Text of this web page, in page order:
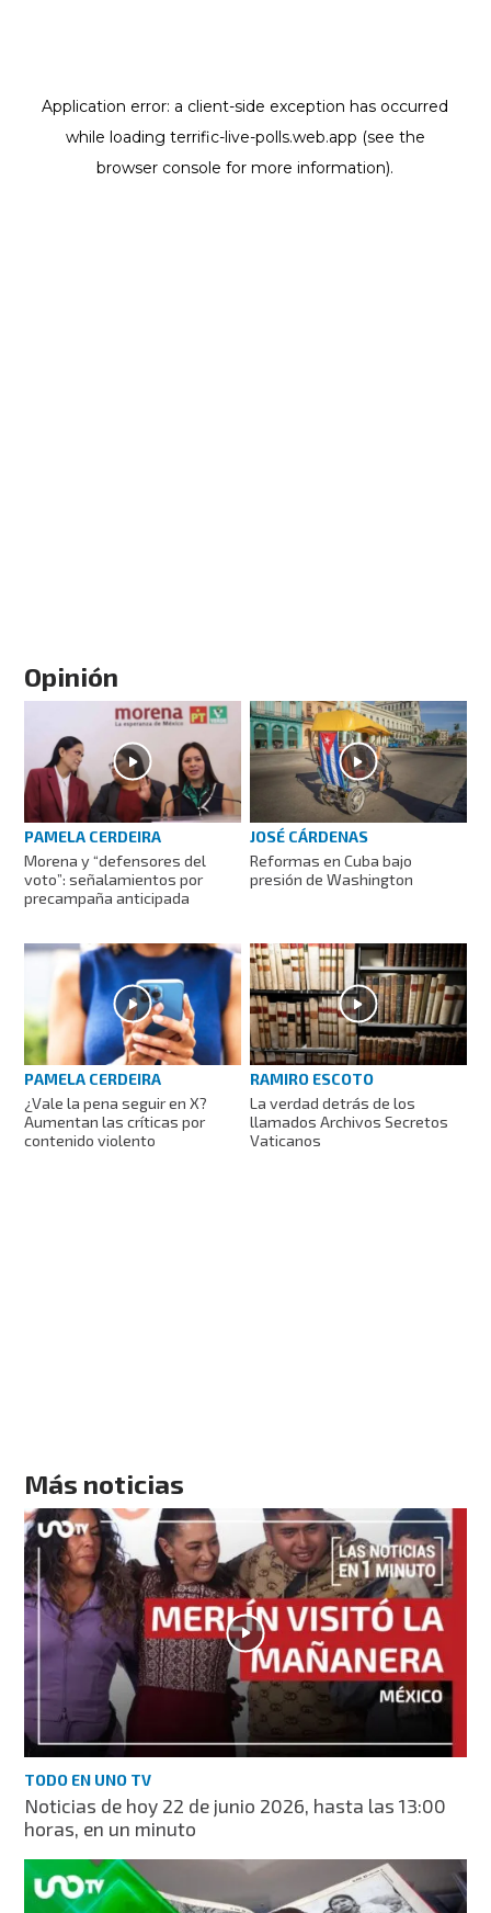
Opinión
PAMELA CERDEIRA
Morena y “defensores del
voto”: señalamientos por
precampaña anticipada
JOSÉ CÁRDENAS
Reformas en Cuba bajo
presión de Washington
PAMELA CERDEIRA
¿Vale la pena seguir en X?
Aumentan las críticas por
contenido violento
RAMIRO ESCOTO
La verdad detrás de los
llamados Archivos Secretos
Vaticanos
Más noticias
TODO EN UNO TV
Noticias de hoy 22 de junio 2026, hasta las 13:00
horas, en un minuto